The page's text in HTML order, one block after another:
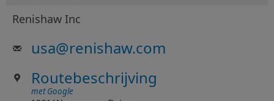
Renishaw Inc
usa@renishaw.com
Routebeschrijving
met Google